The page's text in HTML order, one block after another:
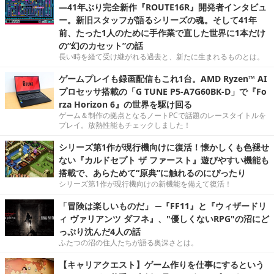
―41年ぶり完全新作『ROUTE16R』開発者インタビュ
ー。新旧スタッフが語るシリーズの魂。そして41年
前、たった1人のために手作業で直した世界に1本だけ
の“幻のカセット”の話
長い時を経て受け継がれる過去と、新たに生まれるものとは。
ゲームプレイも録画配信もこれ1台。AMD Ryzen™ AI
プロセッサ搭載の「G TUNE P5-A7G60BK-D」で『Fo
rza Horizon 6』の世界を駆け回る
ゲーム＆制作の拠点となるノートPCで話題のレースタイトルを
プレイ。放熱性能もチェックしました！
シリーズ第1作が現行機向けに復活！懐かしくも色褪せ
ない『カルドセプト ザ ファースト』遊びやすい機能も
搭載で、あらためて“原典”に触れるのにぴったり
シリーズ第1作が現行機向けの新機能を備えて復活！
「冒険は楽しいものだ」 ─『FF11』と『ウィザードリ
ィ ヴァリアンツ ダフネ』、"優しくないRPG"の沼にど
っぷり沈んだ4人の話
ふたつの沼の住人たちが語る奥深さとは。
【キャリアクエスト】ゲーム作りを仕事にするという